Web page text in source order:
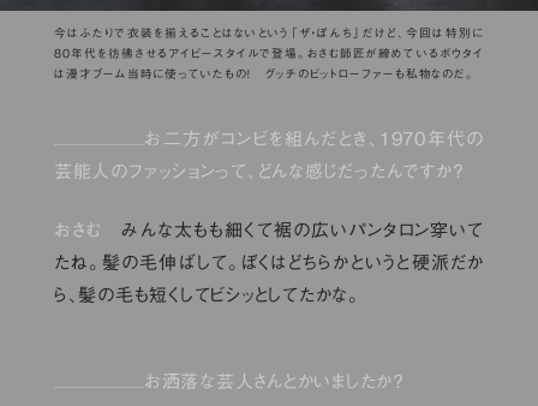
今はふたりで衣装を揃えることはないという「ザ・ぼんち」だけど、今回は特別に
80年代を彷彿させるアイビースタイルで登場。おさむ師匠が締めているボウタイ
は漫才ブーム当時に使っていたもの！ グッチのビットローファーも私物なのだ。
お二方がコンビを組んだとき、1970年代の
芸能人のファッションって、どんな感じだったんですか？
おさむ
みんな太もも細くて裾の広いパンタロン穿いて
たね。髪の毛伸ばして。ぼくはどちらかというと硬派だか
ら、髪の毛も短くしてビシッとしてたかな。
お洒落な芸人さんとかいましたか？